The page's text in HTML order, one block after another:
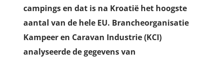
campings en dat is na Kroatië het hoogste
aantal van de hele EU. Brancheorganisatie
Kampeer en Caravan Industrie (KCI)
analyseerde de gegevens van